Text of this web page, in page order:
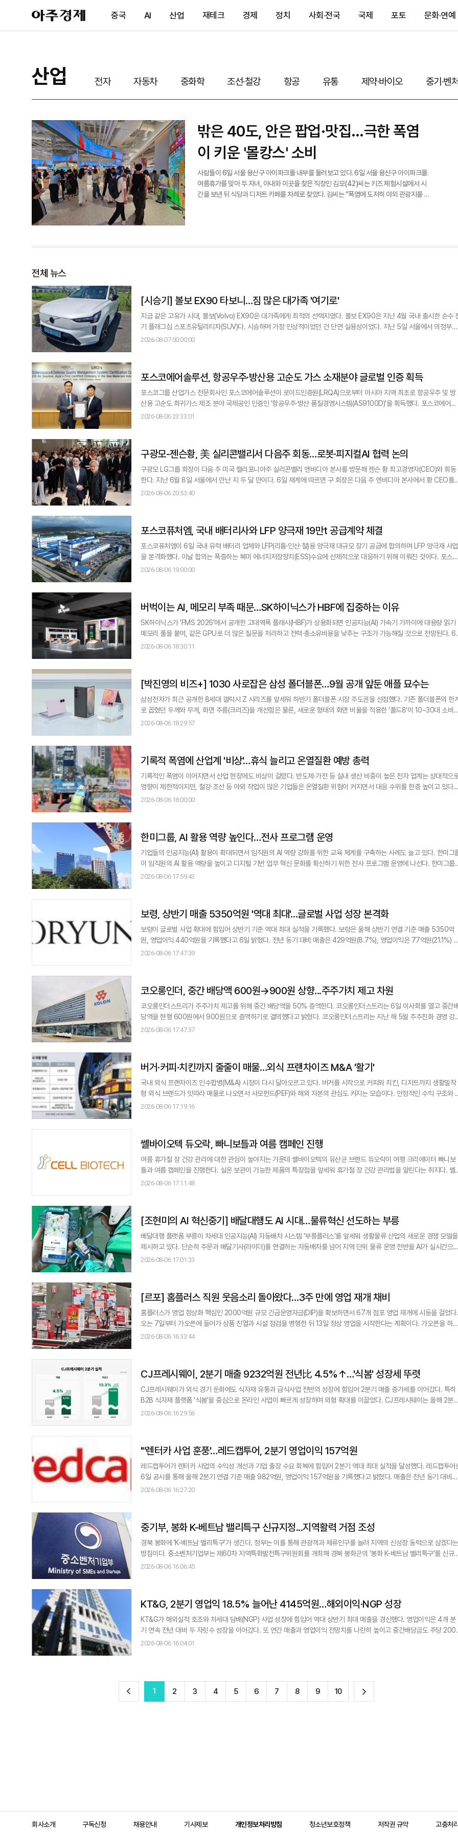
아
주
제
중국 AI 산업 재테크 경제 정치 사회·전국 국제 포토 문화·연예
산업 전자 자동차 중화학 조선·철강 항공 유통 제약·바이오 중기·벤처
밖은 40도, 안은 팝업·맛집…극한 폭염
이 키운 '몰캉스' 소비
사람들이 6일 서울 용산구 아이파크몰 내부를 둘러보고 있다. 6일 서울 용산구 아이파크몰.
여름휴가를 맞아 두 자녀, 아내와 이곳을 찾은 직장인 김모(42)씨는 키즈 체험시설에서 시
간을 보낸 뒤 식당과 디저트 카페를 차례로 찾았다. 김씨는 “폭염에 도저히 야외 관광지를 돌
전체 뉴스
[시승기] 볼보 EX90 타보니…짐 많은 대가족 '여기로'
지금 같은 고유가 시대, 볼보(Volvo) EX90은 대가족에게 최적의 선택지였다. 볼보 EX90은 지난 4월 국내 출시한 순수
기 플래그십 스포츠유틸리티차(SUV)다. 시승하며 가장 인상적이었던 건 단연 실용성이었다. 지난 5일 서울에서 의정부까
지 총 60㎞ 코스를 약 120분 동안 주행해 봤다. 내부순환로와 동부간선도로, 북부간선도로 등을 거치는 구간이다. 처음
2026-08-07 00:00:00
포스코에어솔루션, 항공우주·방산용 고순도 가스 소재분야 글로벌 인증 획득
포스코그룹 산업가스 전문회사인 포스코에어솔루션이 로이드인증원(LRQA)으로부터 아시아 지역 최초로 항공우주 및 방
산용 고순도 희귀가스 제조 분야 국제공인 인증인 '항공우주·방산 품질경영시스템(AS9100D)'을 획득했다. 포스코에어솔
루션은 6일 서울 포스코센터에서 김대연 포스코에어솔루션 대표, 이일형 로이드인증원(LRQA) 한국지사 대표 등이 참석한
2026-08-06 23:33:01
구광모-젠슨황, 美 실리콘밸리서 다음주 회동…로봇·피지컬AI 협력 논의
구광모 LG그룹 회장이 다음 주 미국 캘리포니아주 실리콘밸리 엔비디아 본사를 방문해 젠슨 황 최고경영자(CEO)와 회동
한다. 지난 6월 8일 서울에서 만난 지 두 달 만이다. 6일 재계에 따르면 구 회장은 다음 주 엔비디아 본사에서 황 CEO를
만나는 것으로 전해졌다. 구 회장의 실리콘밸리 방문은 지난 4월 이후 4개월 만이다. 두 사람은 지난 6월 5일 서울 여의도
2026-08-06 20:53:40
포스코퓨처엠, 국내 배터리사와 LFP 양극재 19만t 공급계약 체결
포스코퓨처엠이 6일 국내 유력 배터리 업체와 LFP(리튬·인산·철)용 양극재 대규모 장기 공급에 합의하며 LFP 양극재 사업
을 본격화했다. 이날 합의는 폭증하는 북미 에너지저장장치(ESS)수요에 선제적으로 대응하기 위해 이뤄진 것이다. 포스코
퓨처엠은 내년부터 2032년까지 6년간 19만t 이상의 LFP용 양극재를 이 배터리 업체에 공급하게 된다. 양사는 구체적 조
2026-08-06 19:00:00
버벅이는 AI, 메모리 부족 때문…SK하이닉스가 HBF에 집중하는 이유
SK하이닉스가 'FMS 2026'에서 공개한 고대역폭 플래시(HBF)가 상용화되면 인공지능(AI) 가속기 가까이에 대용량 읽기
메모리 풀을 붙여, 같은 GPU로 더 많은 질문을 처리하고 전력·총소유비용을 낮추는 구조가 가능해질 것으로 전망된다. 6
일 반도체 업계에 따르면 SK하이닉스의 HBF 전략에 대해 업계에서는 AI 추론 인프라의 병목을 메모리 계층 재배치로 푸는
2026-08-06 18:30:11
[박진영의 비즈+] 1030 사로잡은 삼성 폴더블폰…9월 공개 앞둔 애플 묘수는
삼성전자가 최근 공개한 8세대 갤럭시 Z 시리즈를 앞세워 하반기 폴더블폰 시장 주도권을 선점했다. 기존 폴더블폰의 한
로 꼽혔던 두께와 무게, 화면 주름(크리즈)을 개선함은 물론, 새로운 형태의 화면 비율을 적용한 '폴드8'이 10~30대 소비자
들의 마음을 사로잡으며 폴더블폰 시장 저변을 넓혔다는 평가다. 이런 가운데 내달 첫 폴더블 아이폰을 공개할 것으로 예상
2026-08-06 18:29:57
기록적 폭염에 산업계 '비상'…휴식 늘리고 온열질환 예방 총력
기록적인 폭염이 이어지면서 산업 현장에도 비상이 걸렸다. 반도체·가전 등 실내 생산 비중이 높은 전자 업계는 상대적으
영향이 제한적이지만, 철강·조선 등 야외 작업이 많은 기업들은 온열질환 위험이 커지면서 대응 수위를 한층 높이고 있다. 6
일 업계에 따르면 철강과 조선 등 중후장대 산업은 폭염의 영향을 가장 크게 받는 업종으로 꼽힌다. 고로와 제강설비 등 고
2026-08-06 18:00:00
한미그룹, AI 활용 역량 높인다…전사 프로그램 운영
기업들의 인공지능(AI) 활용이 확대되면서 임직원의 AI 역량 강화를 위한 교육 체계를 구축하는 사례도 늘고 있다. 한미그
이 임직원의 AI 활용 역량을 높이고 디지털 기반 업무 혁신 문화를 확산하기 위한 전사 프로그램 운영에 나선다. 한미그룹은
한미사이언스와 한미약품 등 전 계열사 임직원을 대상으로 AI와 디지털 기술을 활용해 실질적인 성과 창출을 지원하는
2026-08-06 17:59:43
보령, 상반기 매출 5350억원 '역대 최대'…글로벌 사업 성장 본격화
보령이 글로벌 사업 확대에 힘입어 상반기 기준 역대 최대 실적을 기록했다. 보령은 올해 상반기 연결 기준 매출 5350억
원, 영업이익 440억원을 기록했다고 6일 밝혔다. 전년 동기 대비 매출은 429억원(8.7%), 영업이익은 77억원(21.1%) 증
가했다. 매출총이익은 1992억원으로 151억원(8.2%) 늘었다. 영업이익률도 8.2%로 전년 동기 대비 증가했다. 이번 실적
2026-08-06 17:47:39
코오롱인더, 중간 배당액 600원→900원 상향...주주가치 제고 차원
코오롱인더스트리가 주주가치 제고를 위해 중간 배당액을 50% 증액한다. 코오롱인더스트리는 6일 이사회를 열고 중간배
당액을 현행 600원에서 900원으로 증액하기로 결의했다고 밝혔다. 코오롱인더스트리는 지난 해 5월 주주친화 경영 강화
를 위해 보통주 1주당 최소 연 1300원을 배당한다는 정책을 결의한 바 있다. 배당 정책은 중간배당 600원 및 결산배당
2026-08-06 17:47:37
버거·커피·치킨까지 줄줄이 매물…외식 프랜차이즈 M&A '활기'
국내 외식 프랜차이즈 인수합병(M&A) 시장이 다시 달아오르고 있다. 버거를 시작으로 커피와 치킨, 디저트까지 생활밀착
형 외식 브랜드가 잇따라 매물로 나오면서 사모펀드(PEF)와 해외 자본의 관심도 커지는 모습이다. 안정적인 수익 구조와
푸드 확산에 따른 해외 성장 가능성이 맞물리면서 외식 프랜차이즈가 투자 자산으로 주목받고 있다. 6일 투자은행(IB) 업계
2026-08-06 17:19:16
쎌바이오텍 듀오락, 빠니보틀과 여름 캠페인 진행
여름 휴가철 장 건강 관리에 대한 관심이 높아지는 가운데 쎌바이오텍의 유산균 브랜드 듀오락이 여행 크리에이터 빠니보
틀과 여름 캠페인을 진행한다. 실온 보관이 가능한 제품의 특장점을 앞세워 휴가철 장 건강 관리법을 알린다는 취지다. 쎌바
이오텍은 빠니보틀과 함께 제작한 브랜드 콘텐츠가 유튜브 누적 조회수 318만회를 돌파한 데 힘입어 오는 25일까지 듀오
2026-08-06 17:11:48
[조현미의 AI 혁신중기] 배달대행도 AI 시대…물류혁신 선도하는 부릉
배달대행 플랫폼 부릉이 차세대 인공지능(AI) 자동배차 시스템 '부릉플러스'를 앞세워 생활물류 산업의 새로운 경쟁 모델을
제시하고 있다. 단순히 주문과 배달기사(라이더)를 연결하는 자동배차를 넘어 지역 단위 물류 운영 전반을 AI가 실시간으로
분석·최적화하는 체계를 구축하며 운영 효율성과 서비스 품질을 동시에 높이고 있다. 6일 업계에 따르면 부릉은 지난 4월
2026-08-06 17:01:33
[르포] 홈플러스 직원 웃음소리 돌아왔다…3주 만에 영업 재개 채비
홈플러스가 영업 정상화 핵심인 2000억원 규모 긴급운영자금(DIP)을 확보하면서 67개 점포 영업 재개에 시동을 걸었다.
오는 7일부터 가오픈에 들어가 상품 진열과 시설 점검을 병행한 뒤 13일 정상 영업을 시작한다는 계획이다. 가오픈을 하루
앞둔 6일 서울 강동구 천호동 홈플러스 강동점은 문을 닫은 지 약 3주 만에 활기가 돌았다. 지하 2층 식품관에 들어서자 오
2026-08-06 16:33:44
CJ프레시웨이, 2분기 매출 9232억원 전년比 4.5%↑…'식봄' 성장세 뚜렷
CJ프레시웨이가 외식 경기 둔화에도 식자재 유통과 급식사업 전반의 성장에 힘입어 2분기 매출 증가세를 이어갔다. 특히
B2B 식자재 플랫폼 '식봄'을 중심으로 온라인 사업이 빠르게 성장하며 외형 확대를 이끌었다. CJ프레시웨이는 올해 2분기
연결 기준 매출 9232억원, 영업이익 235억원을 기록했다고 6일 밝혔다. 전년 동기 대비 매출은 4.5% 증가했고, 영업이
2026-08-06 16:29:56
"'렌터카 사업 훈풍'…레드캡투어, 2분기 영업이익 157억원
레드캡투어가 렌터카 사업의 수익성 개선과 기업 출장 수요 회복에 힘입어 2분기 역대 최대 실적을 달성했다. 레드캡투어는
6일 공시를 통해 올해 2분기 연결 기준 매출 982억원, 영업이익 157억원을 기록했다고 밝혔다. 매출은 전년 동기 대비
3.6%, 영업이익은 16.3% 증가했다. 순이익은 91억원으로 22.2% 늘었다. 주력인 렌터카 사업이 실적 개선을 이끌었다. 2
2026-08-06 16:27:20
중기부, 봉화 K-베트남 밸리특구 신규지정...지역활력 거점 조성
경북 봉화에 'K-베트남 밸리특구’가 생긴다. 정부는 이를 통해 관광객과 체류인구를 늘려 지역의 신성장 동력으로 삼겠다는
방침이다. 중소벤처기업부는 제60차 지역특화발전특구위원회를 개최해 경북 봉화군의 ‘봉화 K-베트남 밸리특구’를 신규
지정했다고 6일 밝혔다. 지역특화발전특구는 기초지방정부가 지역 특성에 맞는 특화사업을 추진할 수 있도록 '지역특구
2026-08-06 16:06:45
KT&G, 2분기 영업익 18.5% 늘어난 4145억원…해외이익·NGP 성장
KT&G가 해외실적 호조와 차세대 담배(NGP) 사업 성장에 힘입어 역대 상반기 최대 매출을 경신했다. 영업이익은 4개 분
기 연속 전년 대비 두 자릿수 성장을 이어갔다. 또 연간 매출과 영업이익 전망치를 나란히 높이고 중간배당금도 주당
원으로 올리기로 했다. KT&G는 연결 기준 올해 2분기 영업이익이 4145억원으로 지난해 동기보다 18.5% 증가한 것으로
2026-08-06 16:04:01
이
1
2 3 4 5 6 7 8 9 10 다
회사소개 구독신청 채용안내 기사제보 개인정보처리방침 청소년보호정책 저작권 규약 고충처리